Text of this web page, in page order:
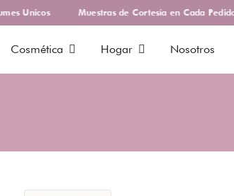
Unicos Muestras de Cortesía en Cada Pedido
Cosmética Hogar Nosotros